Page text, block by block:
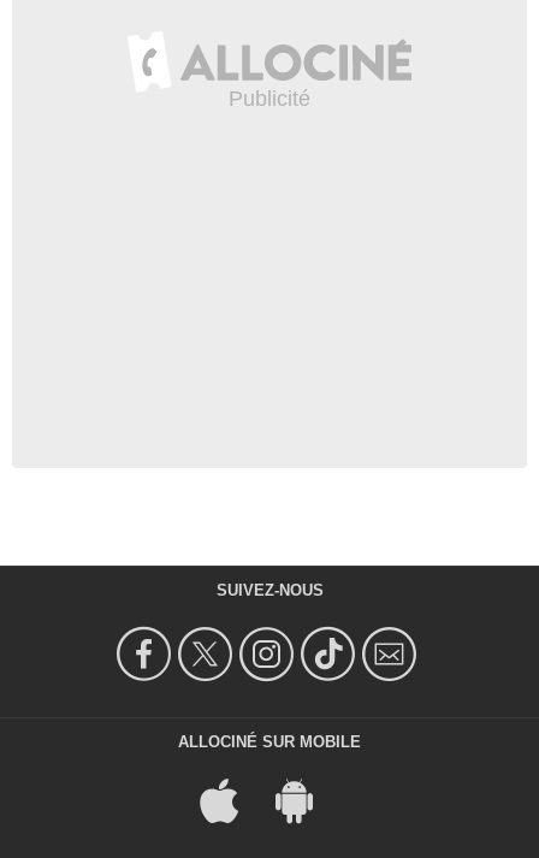
SUIVEZ-NOUS
ALLOCINÉ SUR MOBILE